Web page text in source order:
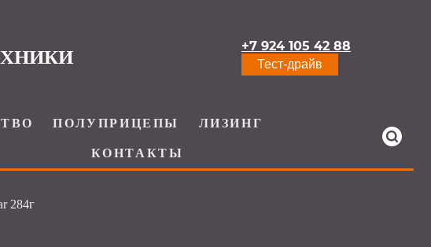
+7 924 105 42 88
Тест-драйв
ПОЛУПРИЦЕПЫ ЛИЗИНГ
КОНТАКТЫ
284г